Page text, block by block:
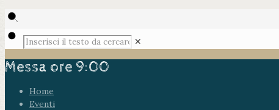
✕
Messa ore 9:00
Home
Eventi